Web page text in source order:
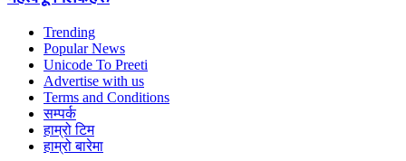
Trending
Popular News
Unicode To Preeti
Advertise with us
Terms and Conditions
सम्पर्क
हाम्रो टिम
हाम्रो बारेमा